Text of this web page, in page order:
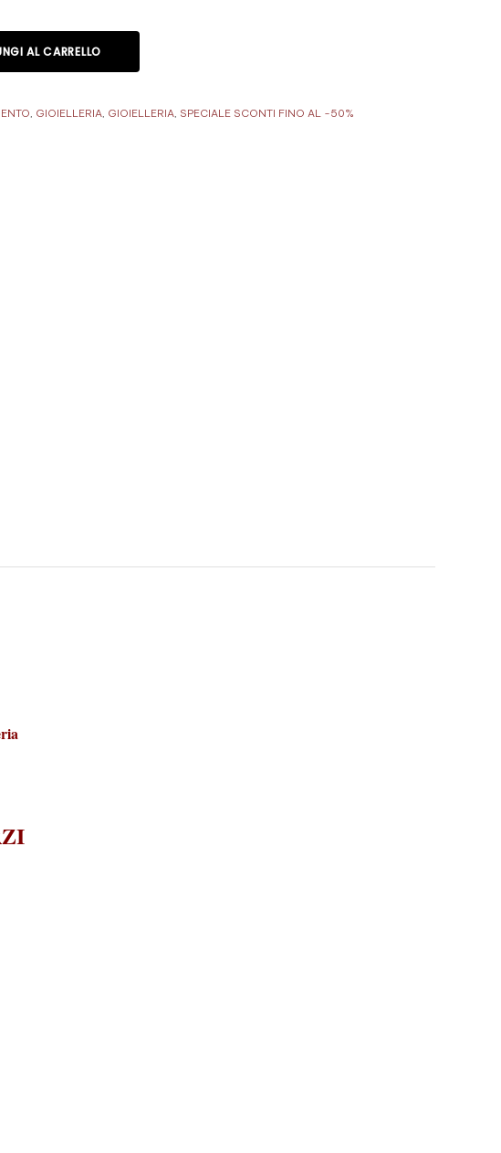
AL CARRELLO
, GIOIELLERIA, GIOIELLERIA, SPECIALE SCONTI FINO AL -50%